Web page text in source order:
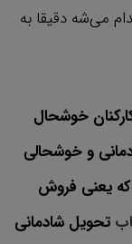
می‌شه دقیقا به
خوشحال
و خوشحالی
یعنی فروش
تحویل شادمانی